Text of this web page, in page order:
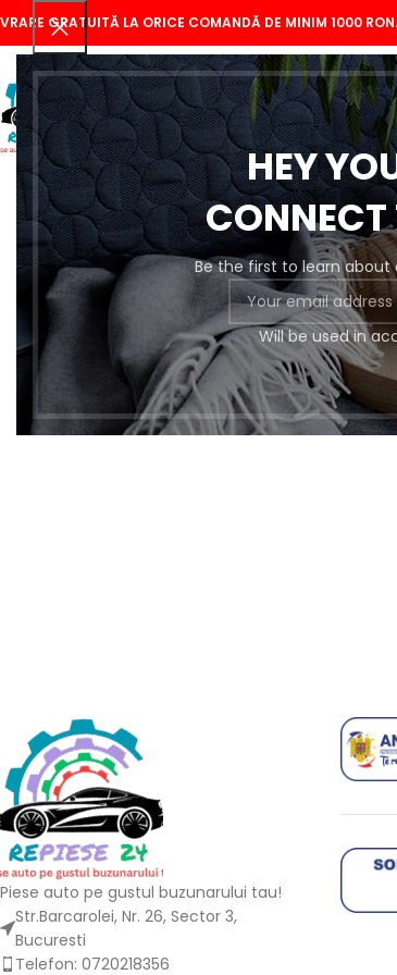
HEY
Be the first to learn
Will be used in
GRATUITĂ LA ORICE COMANDĂ DE MINIM 1000 RON.
Piese auto pe gustul buzunarului tau!
Str.Barcarolei, Nr. 26, Sector 3,
Bucuresti
Telefon: 0720218356